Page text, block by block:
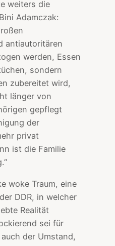
weiters die
Adamczak:
antiautoritären
werden, Essen
sondern
zubereitet wird,
länger von
gepflegt
der
privat
ist die Familie
woke Traum, eine
DDR, in welcher
Realität
sei für
der Umstand,